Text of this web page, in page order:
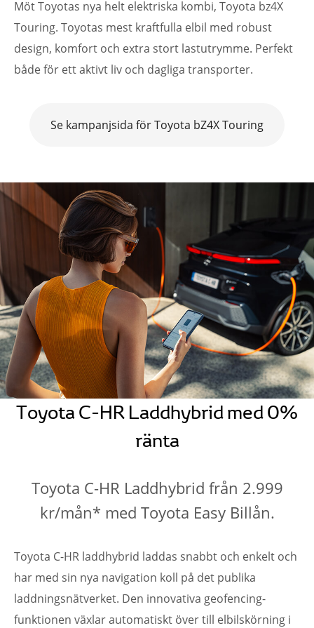
Möt Toyotas nya helt elektriska kombi, Toyota bz4X
Touring. Toyotas mest kraftfulla elbil med robust
design, komfort och extra stort lastutrymme. Perfekt
både för ett aktivt liv och dagliga transporter.
Se kampanjsida för Toyota bZ4X Touring
Toyota C-HR Laddhybrid med 0%
ränta
Toyota C-HR Laddhybrid från 2.999
kr/mån* med Toyota Easy Billån.
Toyota C-HR laddhybrid laddas snabbt och enkelt och
har med sin nya navigation koll på det publika
laddningsnätverket. Den innovativa geofencing-
funktionen växlar automatiskt över till elbilskörning i